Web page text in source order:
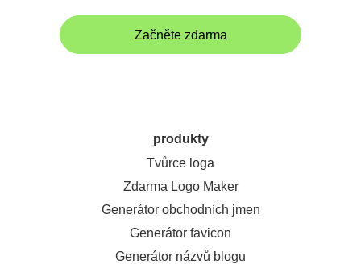
Začněte zdarma
produkty
Tvůrce loga
Zdarma Logo Maker
Generátor obchodních jmen
Generátor favicon
Generátor názvů blogu